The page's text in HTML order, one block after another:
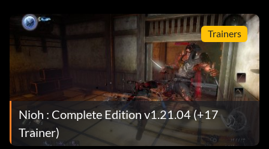
Trainers
Nioh : Complete Edition v1.21.04 (+17
Trainer)